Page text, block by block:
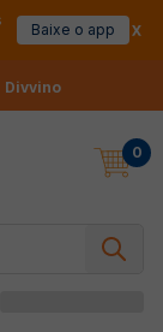
Baixe o app
Divvino
0